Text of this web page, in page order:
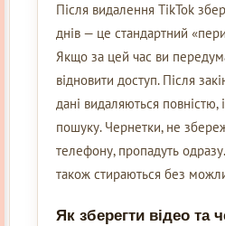
Після видалення TikTok
днів — це стандартний
Якщо за цей час ви
відновити доступ. Після
дані видаляються повністю,
пошуку. Чернетки, не
телефону, пропадуть
також стираються без
Як зберегти відео та